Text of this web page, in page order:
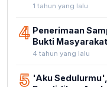
1 tahun yang lalu
4 Penerimaan
Bukti
4 tahun yang lalu
5 'Aku